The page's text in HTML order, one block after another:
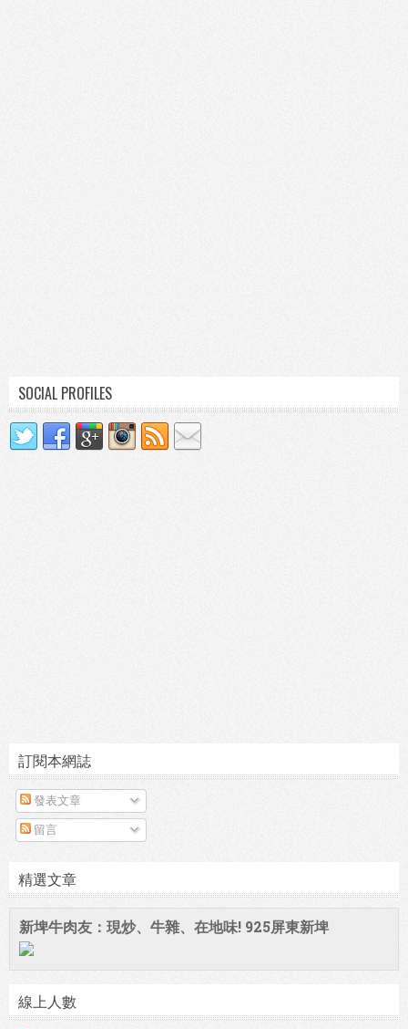
SOCIAL PROFILES
訂閱本網誌
發表文章
留言
精選文章
新埤牛肉友：現炒、牛雜、在地味! 925屏東新埤
線上人數